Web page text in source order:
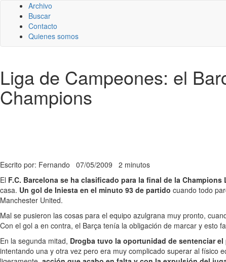
Archivo
Buscar
Contacto
Quienes somos
Liga de Campeones: el
Champions
Escrito por: Fernando 07/05/2009 2 minutos
El F.C. Barcelona se ha clasificado para la final de la Champions
casa. Un gol de Iniesta en el minuto 93 de partido cuando todo
Manchester United.
Mal se pusieron las cosas para el equipo azulgrana muy pronto,
Con el gol a en contra, el Barça tenía la obligación de marcar y esto
En la segunda mitad, Drogba tuvo la oportunidad de sentenciar el
intentando una y otra vez pero era muy complicado superar al físico